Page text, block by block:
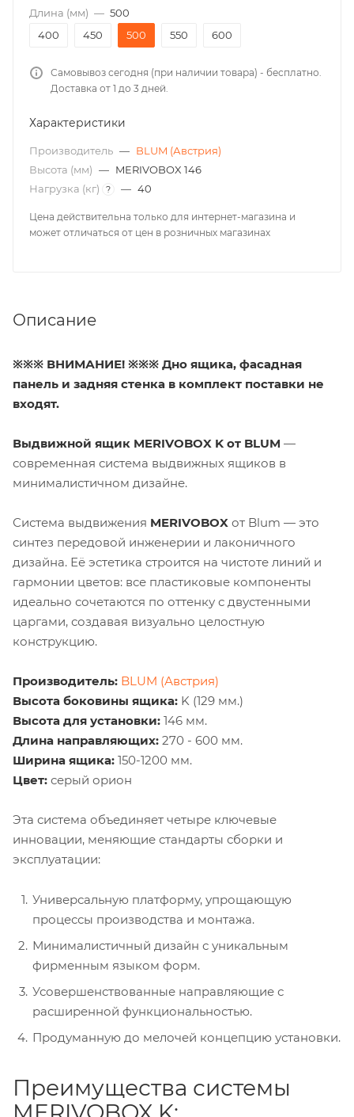
Длина (мм) — 500
400
450 500 550 600
Самовывоз сегодня (при наличии товара) - бесплатно.
Доставка от 1 до 3 дней.
Характеристики
Производитель — BLUM (Австрия)
Высота (мм) — MERIVOBOX 146
Нагрузка (кг)
? — 40
Цена действительна только для интернет-магазина и
может отличаться от цен в розничных магазинах
Описание
※※※ ВНИМАНИЕ! ※※※ Дно ящика, фасадная
панель и задняя стенка в комплект поставки не
входят.
Выдвижной ящик MERIVOBOX K от BLUM —
современная система выдвижных ящиков в
минималистичном дизайне.
Система выдвижения MERIVOBOX от Blum — это
синтез передовой инженерии и лаконичного
дизайна. Её эстетика строится на чистоте линий и
гармонии цветов: все пластиковые компоненты
идеально сочетаются по оттенку с двустенными
царгами, создавая визуально целостную
конструкцию.
Производитель: BLUM (Австрия)
Высота боковины ящика: K (129 мм.)
Высота для установки: 146 мм.
Длина направляющих: 270 - 600 мм.
Ширина ящика: 150-1200 мм.
Цвет: серый орион
Эта система объединяет четыре ключевые
инновации, меняющие стандарты сборки и
эксплуатации:
Универсальную платформу, упрощающую
процессы производства и монтажа.
Минималистичный дизайн с уникальным
фирменным языком форм.
Усовершенствованные направляющие с
расширенной функциональностью.
Продуманную до мелочей концепцию установки.
Преимущества системы